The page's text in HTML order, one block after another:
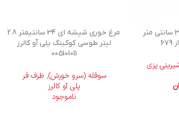
قالب مستطیل تخت 38.5 سانتی متر
پزی
مرغ خوری شیشه ای 34 سانتیمتر 2.8
لیتر طوسی کوکینگ پلی آو کالرز
005101011
سوفله (سرو خورش),ظرف فر
پلی آو کالرز
ناموجود